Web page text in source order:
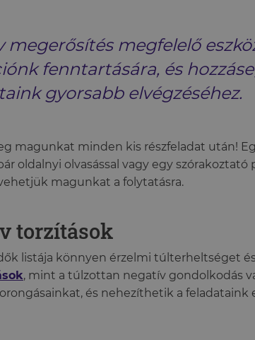
megerősítés megfelelő
fenntartására, és
gyorsabb elvégzéséhez.
magunkat minden kis részfeladat után!
oldalnyi olvasással vagy egy
magunkat a folytatásra.
torzítások
listája könnyen érzelmi túlterheltséget
, mint a túlzottan negatív gondolkodás
és nehezíthetik a feladataink